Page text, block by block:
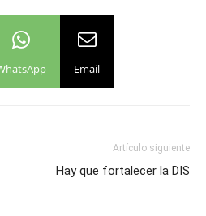
Email
Artículo siguiente
Hay que fortalecer la DIS